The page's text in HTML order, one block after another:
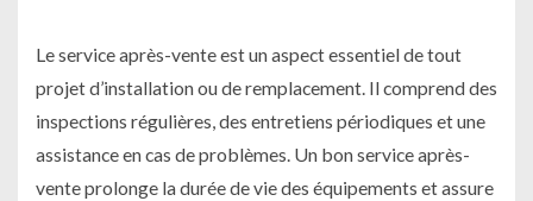
Le service après-vente est un aspect essentiel de tout
projet d’installation ou de remplacement. Il comprend des
inspections régulières, des entretiens périodiques et une
assistance en cas de problèmes. Un bon service après-
vente prolonge la durée de vie des équipements et assure